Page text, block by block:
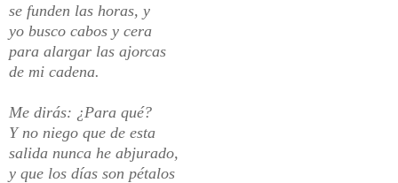
se funden las horas, y
yo busco cabos y cera
para alargar las ajorcas
de mi cadena.
Me dirás: ¿Para qué?
Y no niego que de esta
salida nunca he abjurado,
y que los días son pétalos